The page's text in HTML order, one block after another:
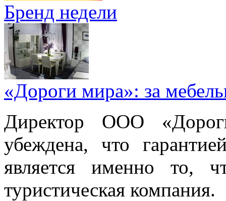
Бренд недели
«Дороги мира»: за
Директор ООО
убеждена, что
является именно то,
туристическая компания.